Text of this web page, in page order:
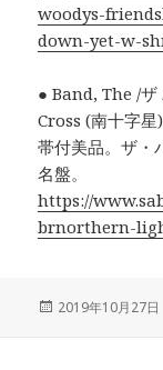
woodys-
down-yet-w-
● Band, The /
Cross (南十字星
帯付美品。ザ・
名盤。
https://
brnorthern-
投
2019年10月27日